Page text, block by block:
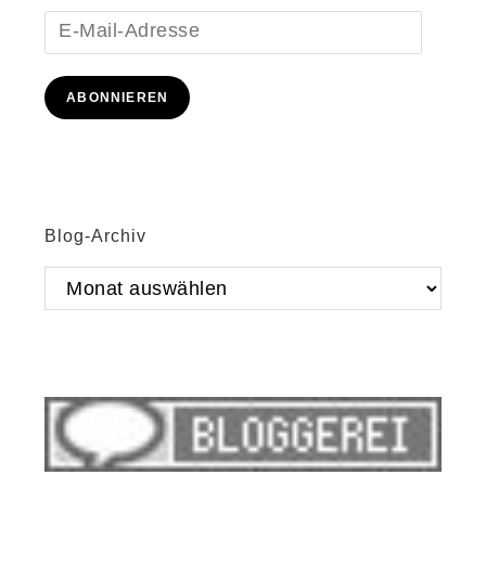
E-
Mail-
Adresse
ABONNIEREN
Blog-Archiv
Blog-
Archiv